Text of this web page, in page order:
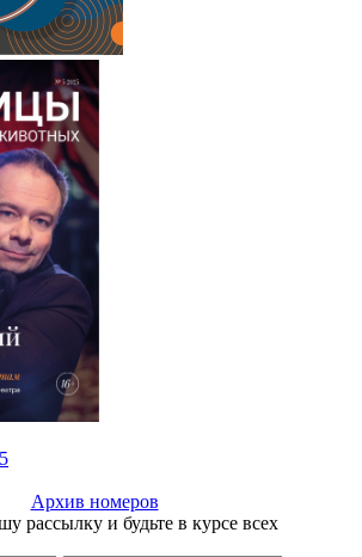
Архив номеров
рассылку и будьте в курсе всех